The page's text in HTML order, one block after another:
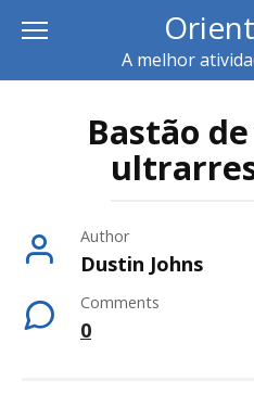
content
A melhor
Bastão
Author
Dustin Johns
Comments
0